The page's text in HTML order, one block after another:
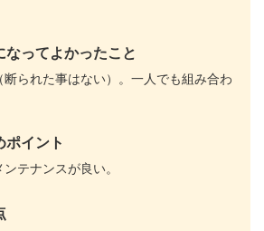
なってよかったこと
られた事はない）。一人でも組み合わ
ポイント
テナンスが良い。